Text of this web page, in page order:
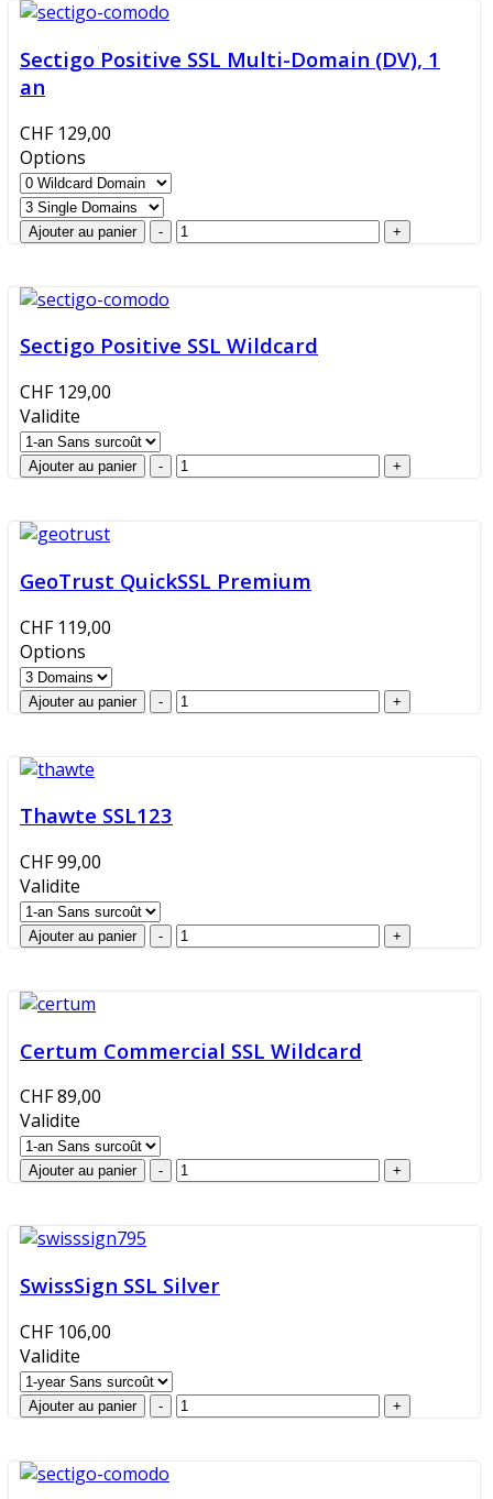
Sectigo Positive SSL Multi-Domain (DV), 1
an
CHF 129,00
Options
Sectigo Positive SSL Wildcard
CHF 129,00
Validite
GeoTrust QuickSSL Premium
CHF 119,00
Options
Thawte SSL123
CHF 99,00
Validite
Certum Commercial SSL Wildcard
CHF 89,00
Validite
SwissSign SSL Silver
CHF 106,00
Validite